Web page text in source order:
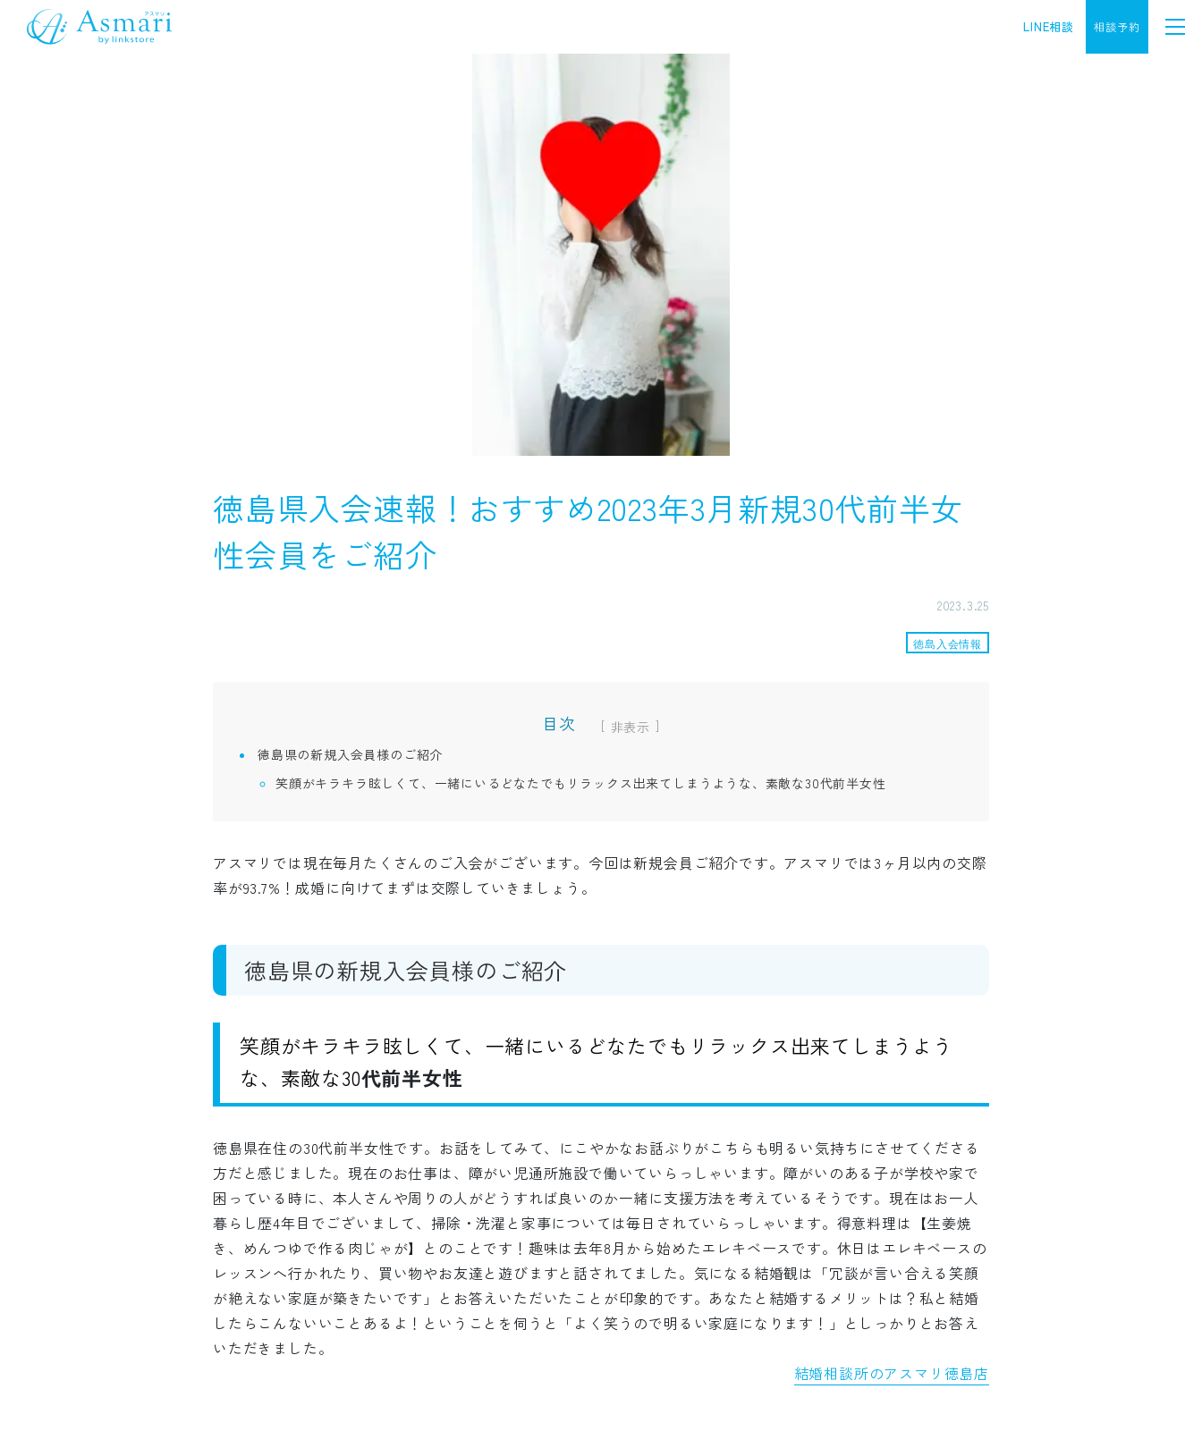
LINE相談 相談予約
徳島県入会速報！おすすめ2023年3月新規30代前半女
性会員をご紹介
2023.3.25
徳島入会情報
目次 [
]
徳島県の新規入会員様のご紹介
笑顔がキラキラ眩しくて、一緒にいるどなたでもリラックス出来てしまうような、素敵な30代前半女性
アスマリでは現在毎月たくさんのご入会がございます。今回は新規会員ご紹介です。アスマリでは3ヶ月以内の交際
率が93.7%！成婚に向けてまずは交際していきましょう。
徳島県の新規入会員様のご紹介
笑顔がキラキラ眩しくて、一緒にいるどなたでもリラックス出来てしまうよう
な、素敵な30代前半女性
徳島県在住の30代前半女性です。お話をしてみて、にこやかなお話ぶりがこちらも明るい気持ちにさせてくださる
方だと感じました。現在のお仕事は、障がい児通所施設で働いていらっしゃいます。障がいのある子が学校や家で
困っている時に、本人さんや周りの人がどうすれば良いのか一緒に支援方法を考えているそうです。現在はお一人
暮らし歴4年目でございまして、掃除・洗濯と家事については毎日されていらっしゃいます。得意料理は【生姜焼
き、めんつゆで作る肉じゃが】とのことです！趣味は去年8月から始めたエレキベースです。休日はエレキベースの
レッスンへ行かれたり、買い物やお友達と遊びますと話されてました。気になる結婚観は「冗談が言い合える笑顔
が絶えない家庭が築きたいです」とお答えいただいたことが印象的です。あなたと結婚するメリットは？私と結婚
したらこんないいことあるよ！ということを伺うと「よく笑うので明るい家庭になります！」としっかりとお答え
いただきました。
結婚相談所のアスマリ徳島店